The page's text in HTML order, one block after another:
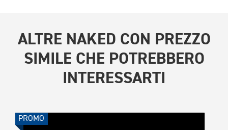
ALTRE NAKED CON PREZZO
SIMILE CHE POTREBBERO
INTERESSARTI
PROMO